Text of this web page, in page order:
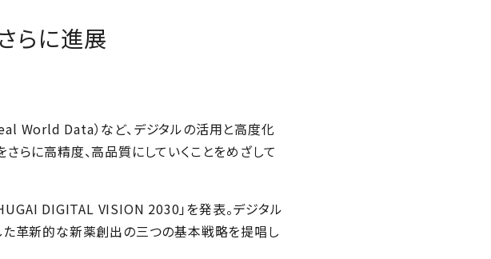
らに進展
World Data）など、デジタルの活用と高度化
らに高精度、高品質にしていくことをめざして
DIGITAL VISION 2030」を発表。デジタル
た革新的な新薬創出の三つの基本戦略を提唱し